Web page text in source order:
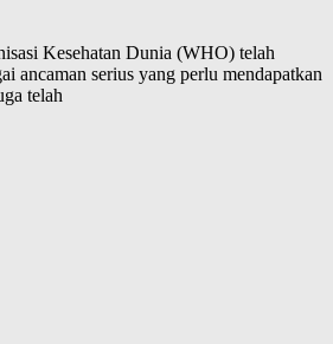
Kesehatan Dunia (WHO) telah
ancaman serius yang perlu mendapatkan
telah